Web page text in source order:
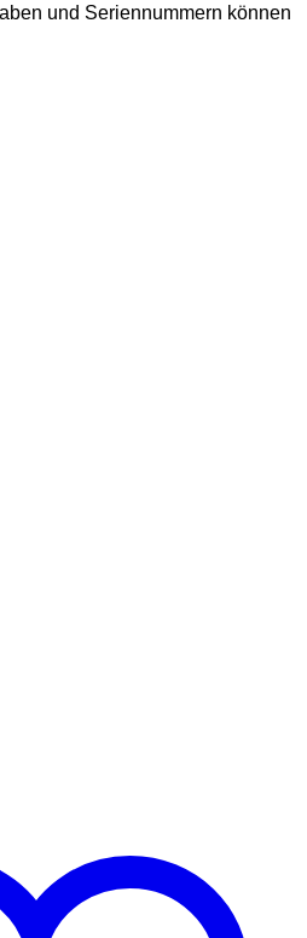
und Seriennummern können